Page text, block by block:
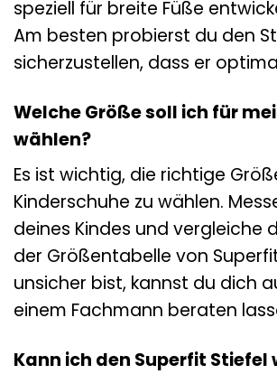
speziell für breite Füße
Am besten probierst du den
sicherzustellen, dass er
Welche Größe soll ich für
wählen?
Es ist wichtig, die richtige
Kinderschuhe zu wählen.
deines Kindes und vergleiche
der Größentabelle von
unsicher bist, kannst du dich
einem Fachmann beraten
Kann ich den Superfit Stiefel